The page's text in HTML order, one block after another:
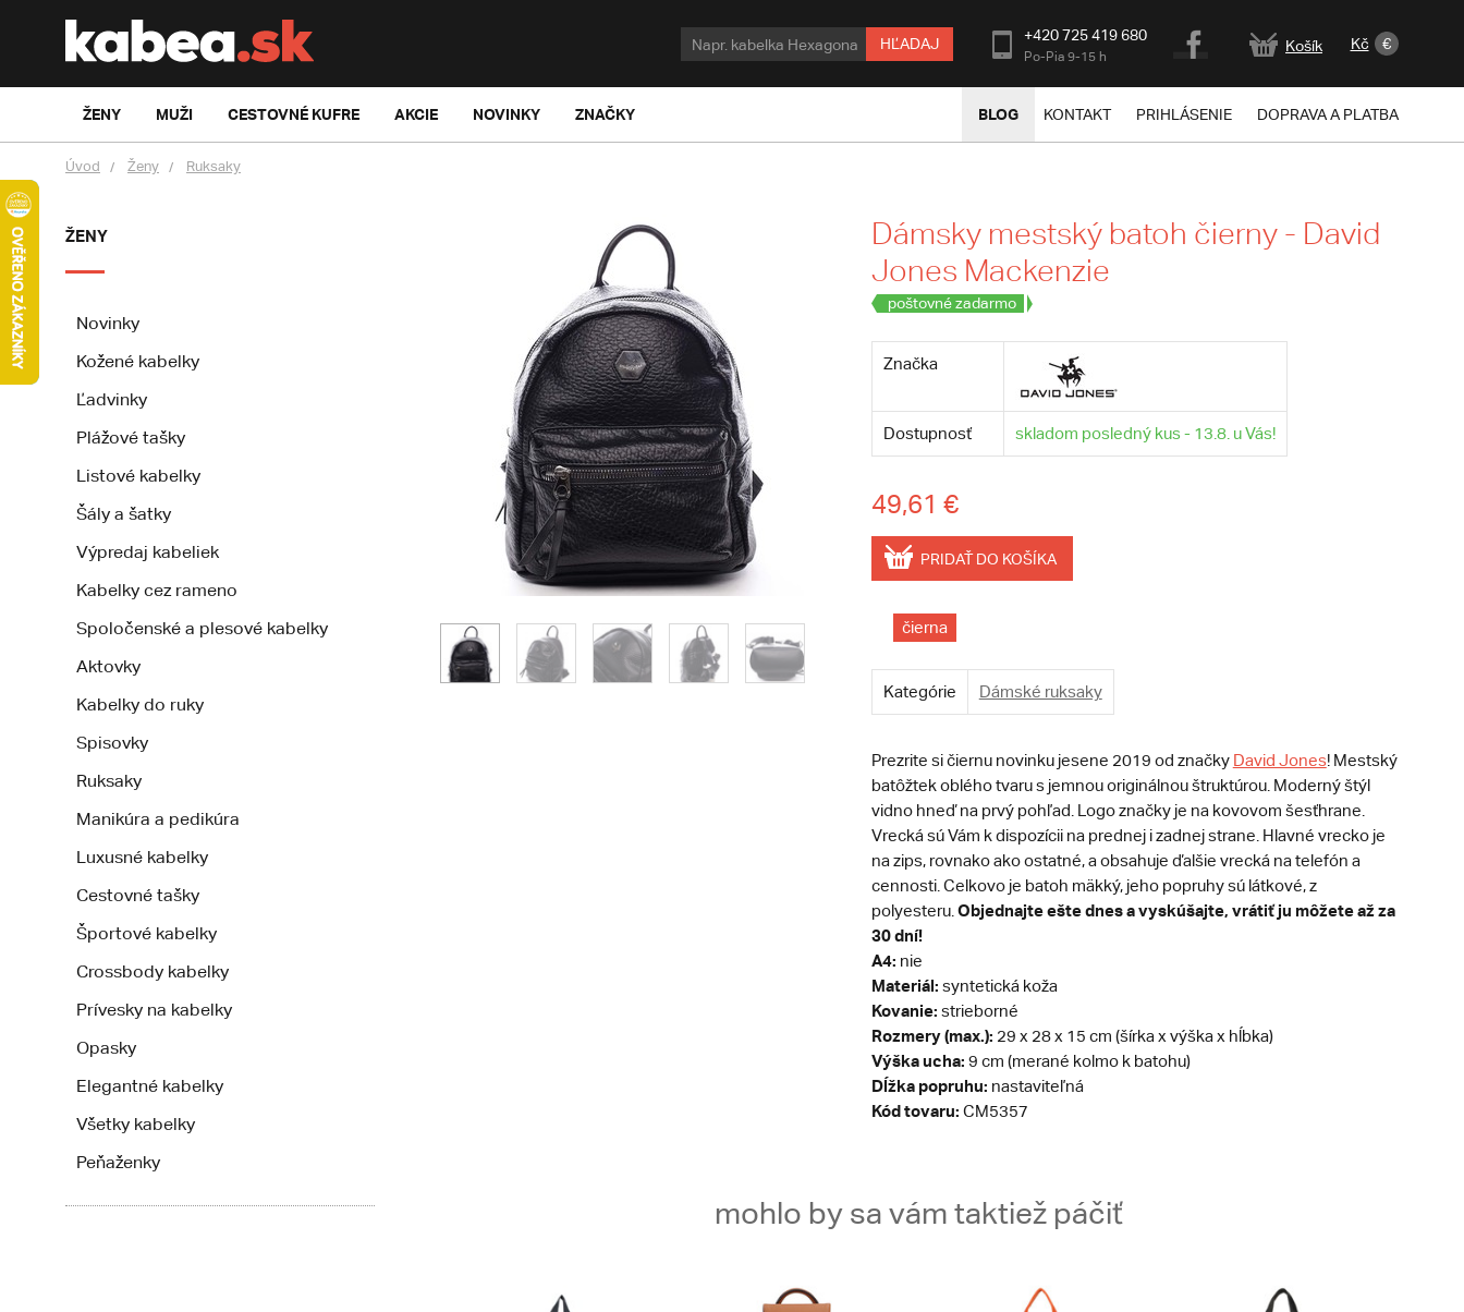
HĽADAJ +420 725 419 680
Po-Pia 9-15 h
Košík Kč €
ŽENY MUŽI CESTOVNÉ KUFRE AKCIE NOVINKY ZNAČKY BLOG KONTAKT PRIHLÁSENIE DOPRAVA A PLATBA
Úvod Ženy Ruksaky
ŽENY
Novinky
Kožené kabelky
Ľadvinky
Plážové tašky
Listové kabelky
Šály a šatky
Výpredaj kabeliek
Kabelky cez rameno
Spoločenské a plesové kabelky
Aktovky
Kabelky do ruky
Spisovky
Ruksaky
Manikúra a pedikúra
Luxusné kabelky
Cestovné tašky
Športové kabelky
Crossbody kabelky
Prívesky na kabelky
Opasky
Elegantné kabelky
Všetky kabelky
Peňaženky
Dámsky mestský batoh čierny - David
Jones Mackenzie
poštovné zadarmo
Značka
Dostupnosť skladom posledný kus - 13.8. u Vás!
49,61 €
PRIDAŤ DO KOŠÍKA
čierna
Kategórie Dámské ruksaky
Prezrite si čiernu novinku jesene 2019 od značky David Jones! Mestský
batôžtek oblého tvaru s jemnou originálnou štruktúrou. Moderný štýl
vidno hneď na prvý pohľad. Logo značky je na kovovom šesťhrane.
Vrecká sú Vám k dispozícii na prednej i zadnej strane. Hlavné vrecko je
na zips, rovnako ako ostatné, a obsahuje ďalšie vrecká na telefón a
cennosti. Celkovo je batoh mäkký, jeho popruhy sú látkové, z
polyesteru. Objednajte ešte dnes a vyskúšajte, vrátiť ju môžete až za
30 dní!
A4: nie
Materiál: syntetická koža
Kovanie: strieborné
Rozmery (max.): 29 x 28 x 15 cm (šírka x výška x hĺbka)
Výška ucha: 9 cm (merané kolmo k batohu)
Dĺžka popruhu: nastaviteľná
Kód tovaru: CM5357
mohlo by sa vám taktiež páčiť